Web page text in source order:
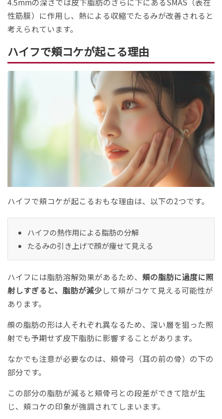
性筋膜）に作用し、熱による収縮でたるみが改善されると
考えられています。
ハイフで頬コケが起こる理由
ハイフで頬コケが起こるおもな理由は、以下の2つです。
ハイフの熱作用による脂肪の分解
たるみの引き上げで顔が痩せて見える
ハイフには脂肪溶解効果があるため、 頬の脂肪に過度に照
射しすぎると、脂肪が減少して頬がコケて見える可能性が
あります。
顔の脂肪の形は人それぞれ異なるため、深い層を狙った照
射でも予期せず皮下脂肪に影響することがあります。
なかでも注意が必要なのは、頬骨弓（耳の前の骨）の下の
部分です。
この部分の脂肪が減ると頬骨弓との段差ができて陰が生
じ、頬コケの印象が強調されてしまいます。